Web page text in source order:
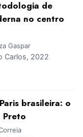
de
no centro
Gaspar
Carlos, 2022
brasileira: o
Preto